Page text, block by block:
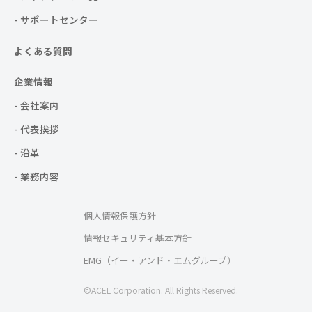
- サポートセンター
よくある質問
企業情報
- 会社案内
- 代表挨拶
- 沿革
- 業務内容
個人情報保護方針
情報セキュリティ基本方針
EMG（イー・アンド・エムグループ）